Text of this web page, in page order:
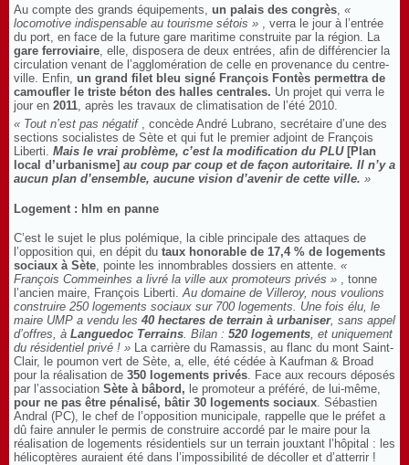
Au compte des grands équipements, un palais des congrès, «
locomotive indispensable au tourisme sétois » , verra le jour à l’entrée
du port, en face de la future gare maritime construite par la région. La
gare ferroviaire, elle, disposera de deux entrées, afin de différencier la
circulation venant de l’agglomération de celle en provenance du centre-
ville. Enfin, un grand filet bleu signé François Fontès permettra de
camoufler le triste béton des halles centrales. Un projet qui verra le
jour en 2011, après les travaux de climatisation de l’été 2010.
« Tout n’est pas négatif, concède André Lubrano, secrétaire d’une des
sections socialistes de Sète et qui fut le premier adjoint de François
Liberti. Mais le vrai problème, c’est la modification du PLU[Plan
local d’urbanisme] au coup par coup et de façon autoritaire. Il n’y a
aucun plan d’ensemble, aucune vision d’avenir de cette ville. »
Logement : hlm en panne
C’est le sujet le plus polémique, la cible principale des attaques de
l’opposition qui, en dépit du taux honorable de 17,4 % de logements
sociaux à Sète , pointe les innombrables dossiers en attente. «
François Commeinhes a livré la ville aux promoteurs privés » , tonne
l’ancien maire, François Liberti. Au domaine de Villeroy, nous voulions
construire 250 logements sociaux sur 700 logements. Une fois élu, le
maire UMP a vendu les 40 hectares de terrain à urbaniser, sans appel
d’offres, à Languedoc Terrains . Bilan : 520 logements , et uniquement
du résidentiel privé ! » La carrière du Ramassis, au flanc du mont Saint-
Clair, le poumon vert de Sète, a, elle, été cédée à Kaufman & Broad
pour la réalisation de 350 logements privés . Face aux recours déposés
par l’association Sète à bâbord, le promoteur a préféré, de lui-même,
pour ne pas être pénalisé, bâtir 30 logements sociaux . Sébastien
Andral (PC), le chef de l’opposition municipale, rappelle que le préfet a
dû faire annuler le permis de construire accordé par le maire pour la
réalisation de logements résidentiels sur un terrain jouxtant l’hôpital : les
hélicoptères auraient été dans l’impossibilité de décoller et d’atterrir !